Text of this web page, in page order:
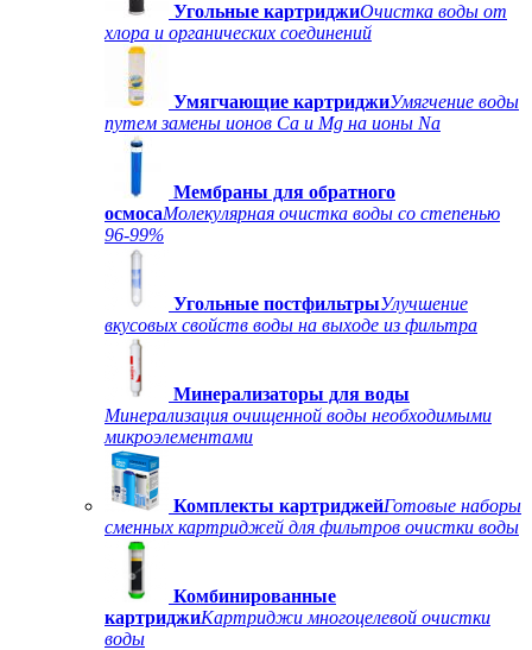
Угольные картриджиОчистка воды от
хлора и органических соединений
Умягчающие картриджиУмягчение воды
путем замены ионов Ca и Mg на ионы Na
Мембраны для обратного
осмосаМолекулярная очистка воды со степенью
96-99%
Угольные постфильтрыУлучшение
вкусовых свойств воды на выходе из фильтра
Минерализаторы для воды
Минерализация очищенной воды необходимыми
микроэлементами
Комплекты картриджейГотовые наборы
сменных картриджей для фильтров очистки воды
Комбинированные
картриджиКартриджи многоцелевой очистки
воды